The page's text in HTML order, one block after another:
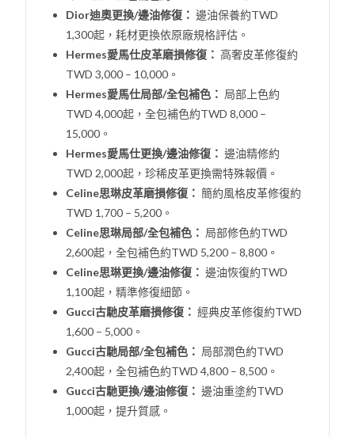
Dior迪奧更換/邊油修復： 邊油保養約TWD
1,300起，耗材更換依原廠規格評估。
Hermes愛馬仕皮革磨損修復： 高奢皮革修復約
TWD 3,000 – 10,000。
Hermes愛馬仕局部/全包補色： 局部上色約
TWD 4,000起，全包補色約TWD 8,000 –
15,000。
Hermes愛馬仕更換/邊油修復： 邊油精修約
TWD 2,000起，珍稀皮革更換需特殊報價。
Celine思琳皮革磨損修復： 簡約風格皮革修復約
TWD 1,700 – 5,200。
Celine思琳局部/全包補色： 局部修色約TWD
2,600起，全包補色約TWD 5,200 – 8,800。
Celine思琳更換/邊油修復： 邊油恢復約TWD
1,100起，精準修復細節。
Gucci古馳皮革磨損修復： 經典皮革修復約TWD
1,600 – 5,000。
Gucci古馳局部/全包補色： 局部潤色約TWD
2,400起，全包補色約TWD 4,800 – 8,500。
Gucci古馳更換/邊油修復： 邊油重塗約TWD
1,000起，提升質感。